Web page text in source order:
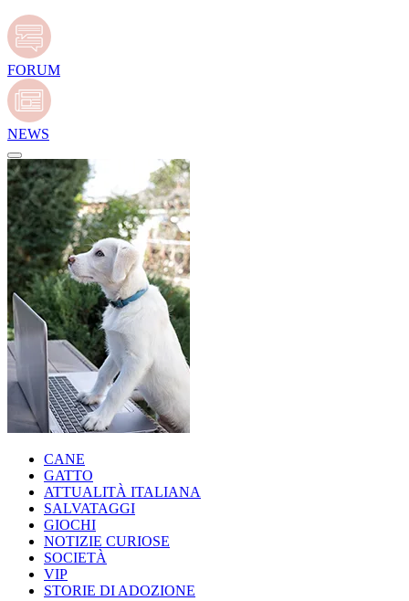
FORUM
NEWS
CANE
GATTO
ATTUALITÀ ITALIANA
SALVATAGGI
GIOCHI
NOTIZIE CURIOSE
SOCIETÀ
VIP
STORIE DI ADOZIONE